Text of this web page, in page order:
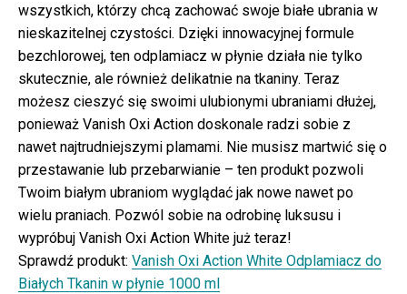
wszystkich, którzy chcą zachować swoje białe ubrania w
nieskazitelnej czystości. Dzięki innowacyjnej formule
bezchlorowej, ten odplamiacz w płynie działa nie tylko
skutecznie, ale również delikatnie na tkaniny. Teraz
możesz cieszyć się swoimi ulubionymi ubraniami dłużej,
ponieważ Vanish Oxi Action doskonale radzi sobie z
nawet najtrudniejszymi plamami. Nie musisz martwić się o
przestawanie lub przebarwianie – ten produkt pozwoli
Twoim białym ubraniom wyglądać jak nowe nawet po
wielu praniach. Pozwól sobie na odrobinę luksusu i
wypróbuj Vanish Oxi Action White już teraz!
Sprawdź produkt: Vanish Oxi Action White Odplamiacz do
Białych Tkanin w płynie 1000 ml